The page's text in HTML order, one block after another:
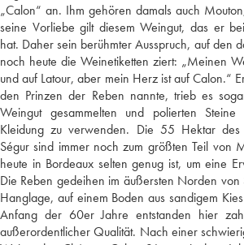
„Calon“ an. Ihm gehören damals auch
seine Vorliebe gilt diesem Weingut, das er
hat. Daher sein berühmter Ausspruch, auf den
noch heute die Weinetiketten ziert: „Meinen
und auf Latour, aber mein Herz ist auf Calon.“
den Prinzen der Reben nannte, trieb es
Weingut gesammelten und polierten
Kleidung zu verwenden. Die 55 Hektar
Ségur sind immer noch zum größten Teil von
heute in Bordeaux selten genug ist, um eine
Die Reben gedeihen im äußersten Norden von
Hanglage, auf einem Boden aus sandigem
Anfang der 60er Jahre entstanden hier
außerordentlicher Qualität. Nach einer